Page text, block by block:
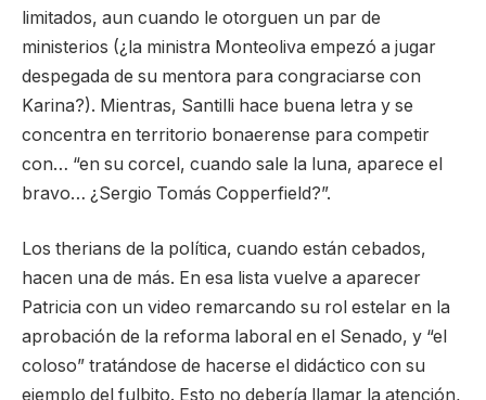
limitados, aun cuando le otorguen un par de
ministerios (¿la ministra Monteoliva empezó a jugar
despegada de su mentora para congraciarse con
Karina?). Mientras, Santilli hace buena letra y se
concentra en territorio bonaerense para competir
con… “en su corcel, cuando sale la luna, aparece el
bravo… ¿Sergio Tomás Copperfield?”.
Los therians de la política, cuando están cebados,
hacen una de más. En esa lista vuelve a aparecer
Patricia con un video remarcando su rol estelar en la
aprobación de la reforma laboral en el Senado, y “el
coloso” tratándose de hacerse el didáctico con su
ejemplo del fulbito. Esto no debería llamar la atención,